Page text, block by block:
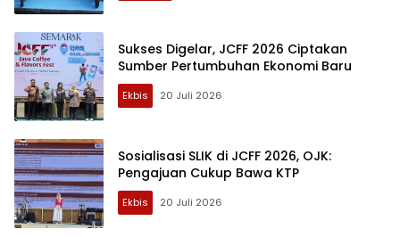
Sukses Digelar, JCFF 2026 Ciptakan
Sumber Pertumbuhan Ekonomi Baru
Ekbis 20 Juli 2026
Sosialisasi SLIK di JCFF 2026, OJK:
Pengajuan Cukup Bawa KTP
Ekbis 20 Juli 2026